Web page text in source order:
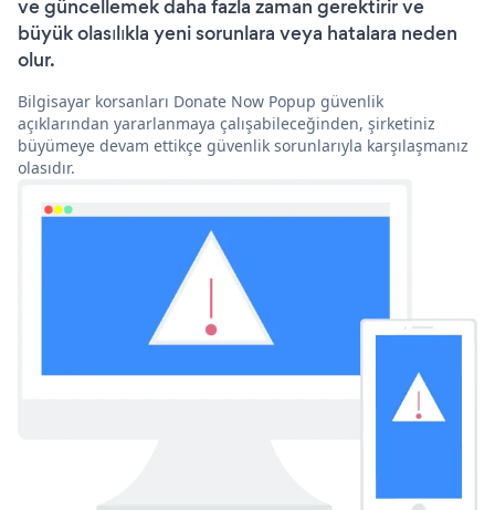
ve güncellemek daha fazla zaman gerektirir ve
büyük olasılıkla yeni sorunlara veya hatalara neden
olur.
Bilgisayar korsanları Donate Now Popup güvenlik
açıklarından yararlanmaya çalışabileceğinden, şirketiniz
büyümeye devam ettikçe güvenlik sorunlarıyla karşılaşmanız
olasıdır.